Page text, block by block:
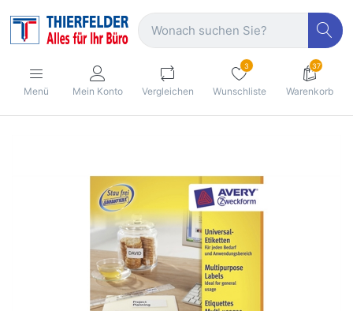
Menü Mein Konto Vergleichen
3
Wunschliste
37
Warenkorb